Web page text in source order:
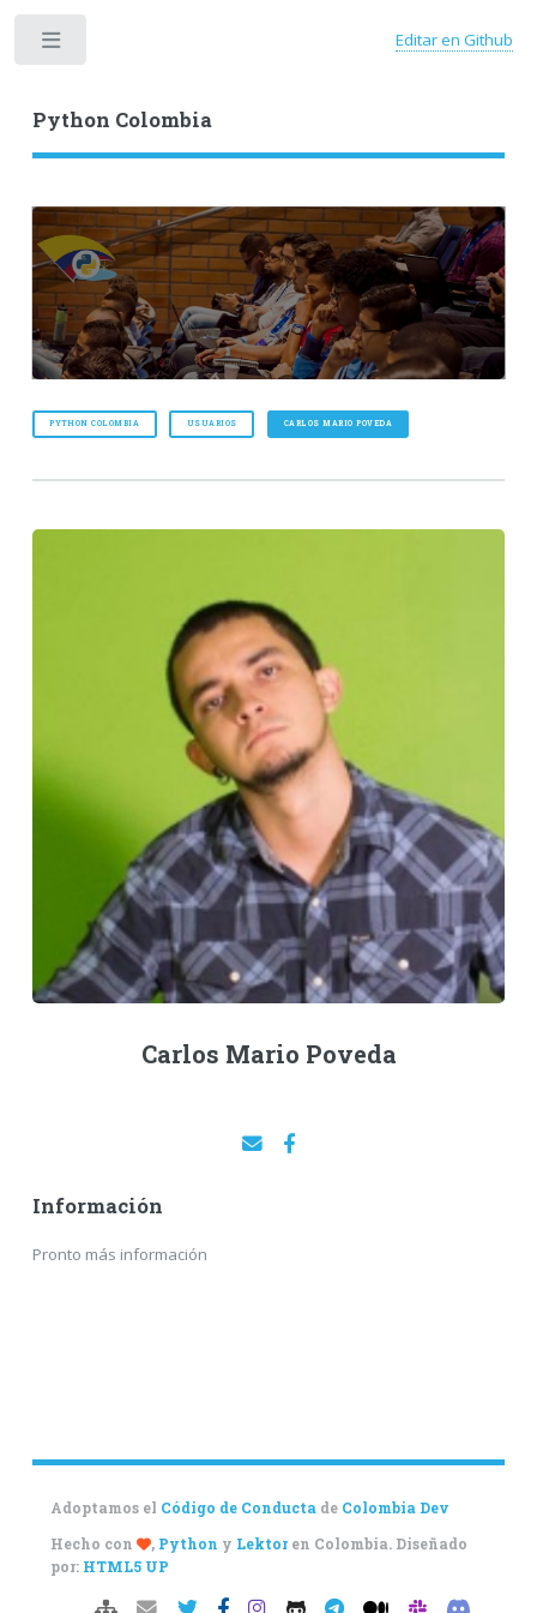
Python Colombia
Editar en Github
PYTHON COLOMBIA USUARIOS CARLOS MARIO POVEDA
Carlos Mario Poveda
Información
Pronto más información
Adoptamos el Código de Conductade Colombia Dev
Hecho con
, Python y Lektoren Colombia. Diseñado
por: HTML5 UP